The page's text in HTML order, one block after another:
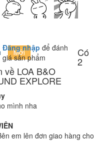
Đăng nhập để đánh
giá sản phẩm
Có
2
về LOA B&O
EXPLORE
mình nha
em lên đơn giao hàng cho